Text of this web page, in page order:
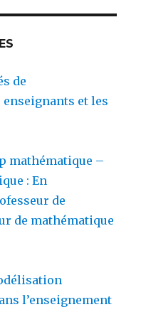
de
et les
mathématique –
: En
de
de mathématique
l’enseignement